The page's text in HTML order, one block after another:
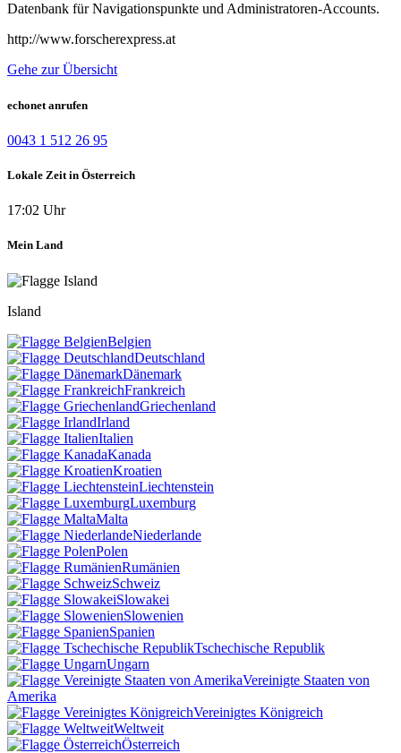
Datenbank für Navigationspunkte und Administratoren-Accounts.
http://www.forscherexpress.at
Gehe zur Übersicht
echonet anrufen
0043 1 512 26 95
Lokale Zeit in Österreich
17:02 Uhr
Mein Land
Island
Belgien
Deutschland
Dänemark
Frankreich
Griechenland
Irland
Italien
Kanada
Kroatien
Liechtenstein
Luxemburg
Malta
Niederlande
Polen
Rumänien
Schweiz
Slowakei
Slowenien
Spanien
Tschechische Republik
Ungarn
Vereinigte Staaten von
Amerika
Vereinigtes Königreich
Weltweit
Österreich